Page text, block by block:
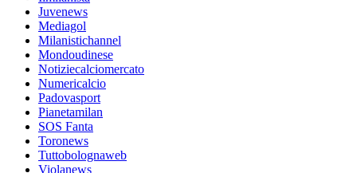
Juvenews
Mediagol
Milanistichannel
Mondoudinese
Notiziecalciomercato
Numericalcio
Padovasport
Pianetamilan
SOS Fanta
Toronews
Tuttobolognaweb
Violanews